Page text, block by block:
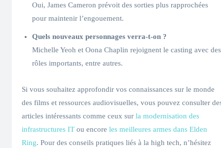
Oui, James Cameron prévoit des sorties plus rapprochées
pour maintenir l’engouement.
Quels nouveaux personnages verra-t-on ?
Michelle Yeoh et Oona Chaplin rejoignent le casting avec des
rôles importants, entre autres.
Si vous souhaitez approfondir vos connaissances sur le monde
des films et ressources audiovisuelles, vous pouvez consulter
articles intéressants comme ceux sur la modernisation des
infrastructures IT ou encore les meilleures armes dans Elden
Ring. Pour des conseils pratiques liés à la high tech, n’hésitez